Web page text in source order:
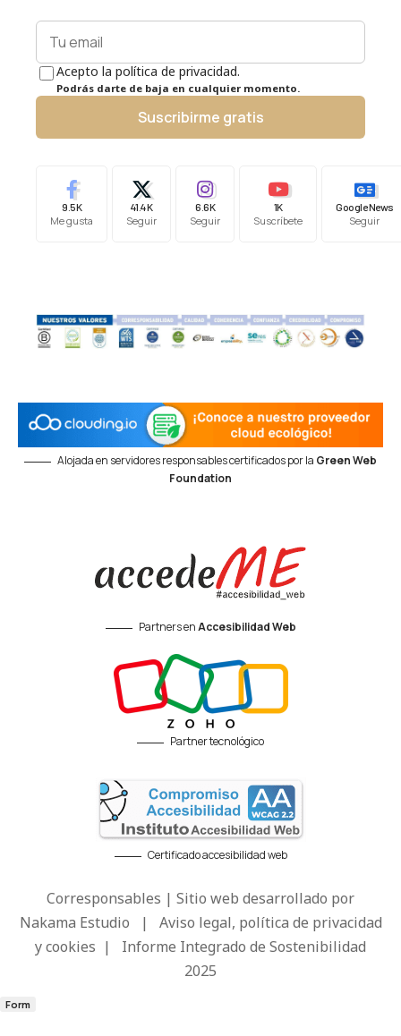
Acepto la política de privacidad.
Podrás darte de baja en cualquier momento.
Suscribirme gratis
9.5K
Me gusta
41.4K
Seguir
6.6K
Seguir
1K
Suscríbete
Google News
Seguir
Alojada en servidores responsables certificados por la Green Web
Foundation
Partners enAccesibilidad Web
Partner tecnológico
Certificado accesibilidad web
Corresponsables | Sitio web desarrollado por
Nakama Estudio | Aviso legal, política de privacidad
y cookies | Informe Integrado de Sostenibilidad
2025
Form